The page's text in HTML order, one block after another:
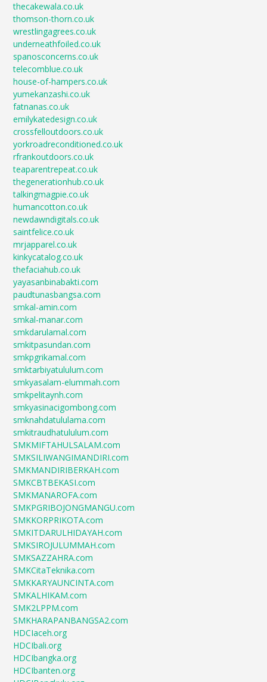
thecakewala.co.uk
thomson-thorn.co.uk
wrestlingagrees.co.uk
underneathfoiled.co.uk
spanosconcerns.co.uk
telecomblue.co.uk
house-of-hampers.co.uk
yumekanzashi.co.uk
fatnanas.co.uk
emilykatedesign.co.uk
crossfelloutdoors.co.uk
yorkroadreconditioned.co.uk
rfrankoutdoors.co.uk
teaparentrepeat.co.uk
thegenerationhub.co.uk
talkingmagpie.co.uk
humancotton.co.uk
newdawndigitals.co.uk
saintfelice.co.uk
mrjapparel.co.uk
kinkycatalog.co.uk
thefaciahub.co.uk
yayasanbinabakti.com
paudtunasbangsa.com
smkal-amin.com
smkal-manar.com
smkdarulamal.com
smkitpasundan.com
smkpgrikamal.com
smktarbiyatululum.com
smkyasalam-elummah.com
smkpelitaynh.com
smkyasinacigombong.com
smknahdatululama.com
smkitraudhatululum.com
SMKMIFTAHULSALAM.com
SMKSILIWANGIMANDIRI.com
SMKMANDIRIBERKAH.com
SMKCBTBEKASI.com
SMKMANAROFA.com
SMKPGRIBOJONGMANGU.com
SMKKORPRIKOTA.com
SMKITDARULHIDAYAH.com
SMKSIROJULUMMAH.com
SMKSAZZAHRA.com
SMKCitaTeknika.com
SMKKARYAUNCINTA.com
SMKALHIKAM.com
SMK2LPPM.com
SMKHARAPANBANGSA2.com
HDCIaceh.org
HDCIbali.org
HDCIbangka.org
HDCIbanten.org